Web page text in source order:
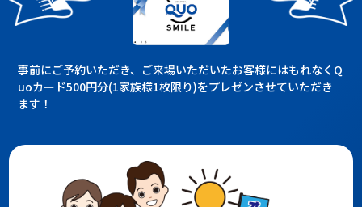
事前にご予約いただき、ご来場いただいたお客様にはもれなくQ
uoカード500円分(1家族様1枚限り)をプレゼンさせていただき
ます！